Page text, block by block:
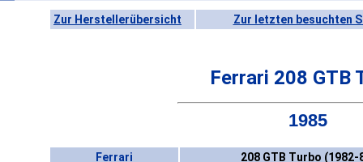
Zur Herstellerübersicht Zur letzten besuchten
Ferrari 208 GTB
1985
Ferrari 208 GTB Turbo (1982-